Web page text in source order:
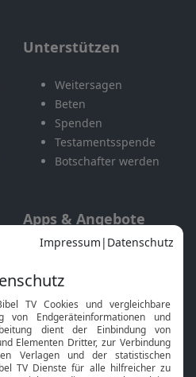
Unterstützen
Weitersagen
Beten
Spenden
Testamentsspende
Botschafter werden
Apps & Angebote
Mobile App
Smart TV
HbbTV
Bibelthek Online-Bibel
Nächster Gottesdienst